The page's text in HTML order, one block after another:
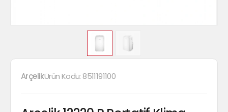
ArçelikÜrün Kodu: 8511191100